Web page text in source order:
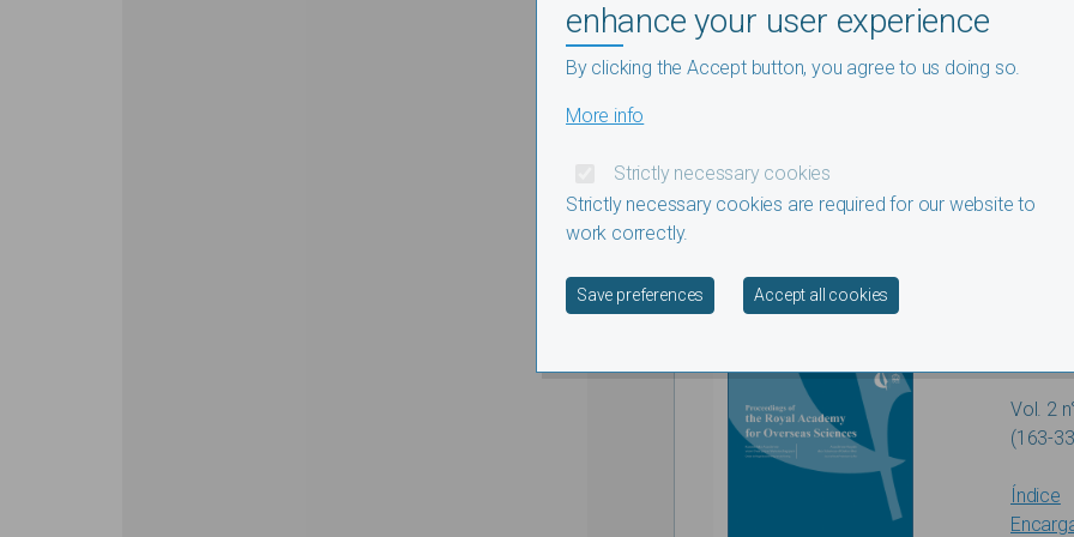
Vol. 2
(163-
Índice
enhance your user experience
By clicking the Accept button, you agree to us doing so.
More info
Strictly necessary cookies
Strictly necessary cookies are required for our website to
work correctly.
Save preferences Accept all cookies